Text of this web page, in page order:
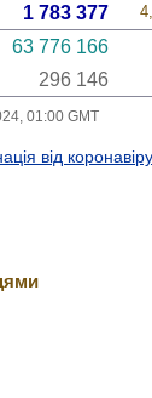
1 783 377
63 776 166
296 146
01:00 GMT
від